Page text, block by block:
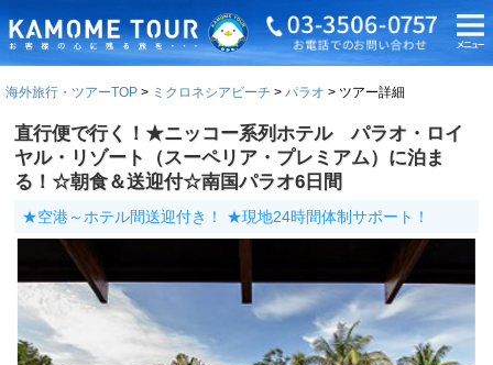
海外旅行・ツアーTOP ミクロネシアビーチ パラオ ツアー詳細
直行便で行く！★ニッコー系列ホテル パラオ・ロイ
ヤル・リゾート（スーペリア・プレミアム）に泊ま
る！☆朝食＆送迎付☆南国パラオ6日間
★空港～ホテル間送迎付き！ ★現地24時間体制サポート！